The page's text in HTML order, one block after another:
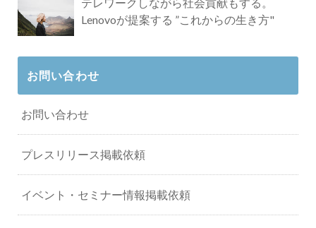
テレワークしながら社会貢献もする。
Lenovoが提案する ”これからの生き方"
お問い合わせ
お問い合わせ
プレスリリース掲載依頼
イベント・セミナー情報掲載依頼